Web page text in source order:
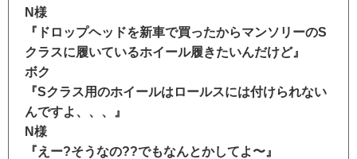
N様
『ドロップヘッドを新車で買ったからマンソリーのS
クラスに履いているホイール履きたいんだけど』
ボク
『Sクラス用のホイールはロールスには付けられない
んですよ、、、』
N様
『えー?そうなの??でもなんとかしてよ〜』